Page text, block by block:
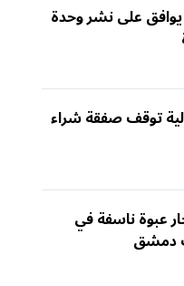
يوافق على نشر وحدة
توقف صفقة شراء
عبوة ناسفة في
دمشق